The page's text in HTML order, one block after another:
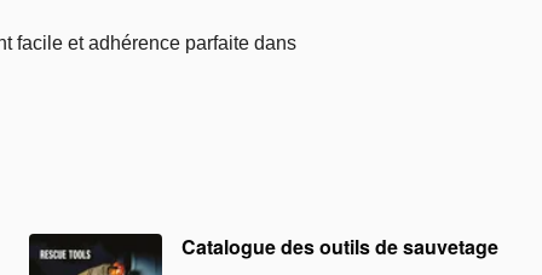
facile et adhérence parfaite dans
Catalogue des outils de sauvetage